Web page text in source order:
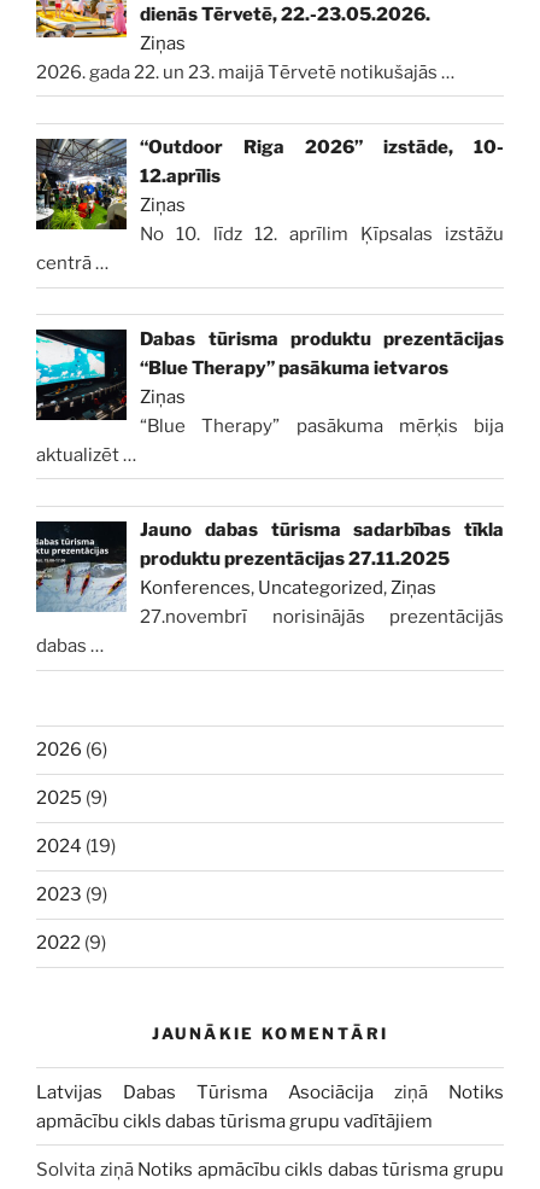
dienās Tērvetē, 22.-23.05.2026.
Ziņas
2026. gada 22. un 23. maijā Tērvetē notikušajās …
“Outdoor Riga 2026” izstāde, 10-
12.aprīlis
Ziņas
No 10. līdz 12. aprīlim Ķīpsalas izstāžu
centrā…
Dabas tūrisma produktu prezentācijas
“Blue Therapy” pasākuma ietvaros
Ziņas
“Blue Therapy” pasākuma mērķis bija
aktualizēt…
Jauno dabas tūrisma sadarbības tīkla
produktu prezentācijas 27.11.2025
Konferences, Uncategorized,Ziņas
27.novembrī norisinājās prezentācijās
dabas …
2026 (6)
2025 (9)
2024 (19)
2023 (9)
2022 (9)
JAUNĀKIE KOMENTĀRI
Latvijas Dabas Tūrisma Asociācija ziņā Notiks
apmācību cikls dabas tūrisma grupu vadītājiem
Solvita ziņā Notiks apmācību cikls dabas tūrisma grupu